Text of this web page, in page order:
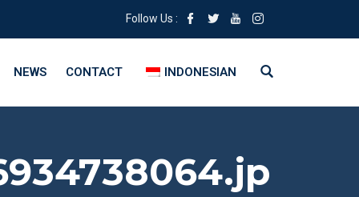
Follow Us :
NEWS CONTACT INDONESIAN